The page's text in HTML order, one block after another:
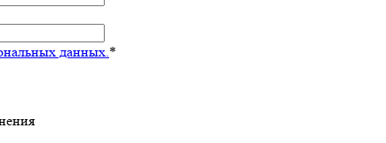
данных.*